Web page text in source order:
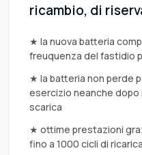
ricambio, di
★ la nuova batteria
freuquenza del fastidio
★ la batteria non perde
esercizio neanche dopo
scarica
★ ottime prestazioni
fino a 1000 cicli di ricarica